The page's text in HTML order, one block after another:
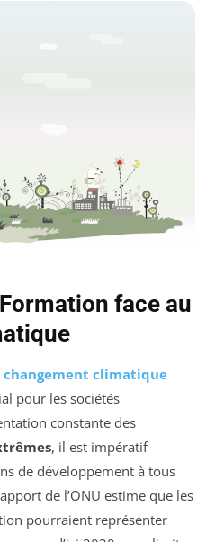
face au
changement climatique
pour les sociétés
constante des
, il est impératif
de développement à tous
de l’ONU estime que les
pourraient représenter